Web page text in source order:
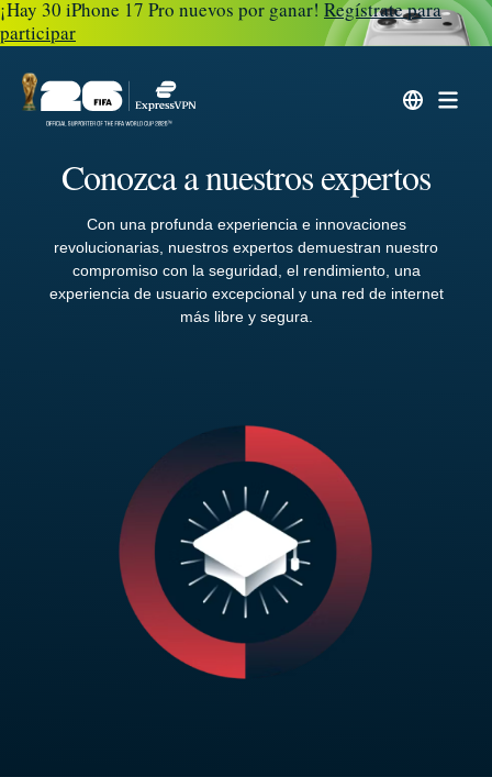
¡Hay 30 iPhone 17 Pro nuevos por ganar! Regístrate para
participar
Conozca a nuestros expertos
Con una profunda experiencia e innovaciones
revolucionarias, nuestros expertos demuestran nuestro
compromiso con la seguridad, el rendimiento, una
experiencia de usuario excepcional y una red de internet
más libre y segura.